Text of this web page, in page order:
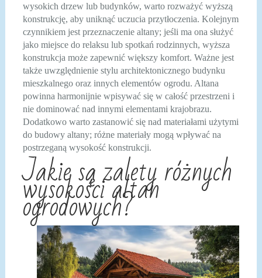
wysokich drzew lub budynków, warto rozważyć wyższą
konstrukcję, aby uniknąć uczucia przytłoczenia. Kolejnym
czynnikiem jest przeznaczenie altany; jeśli ma ona służyć
jako miejsce do relaksu lub spotkań rodzinnych, wyższa
konstrukcja może zapewnić większy komfort. Ważne jest
także uwzględnienie stylu architektonicznego budynku
mieszkalnego oraz innych elementów ogrodu. Altana
powinna harmonijnie wpisywać się w całość przestrzeni i
nie dominować nad innymi elementami krajobrazu.
Dodatkowo warto zastanowić się nad materiałami użytymi
do budowy altany; różne materiały mogą wpływać na
postrzeganą wysokość konstrukcji.
Jakie są zalety różnych
wysokości altan
ogrodowych?